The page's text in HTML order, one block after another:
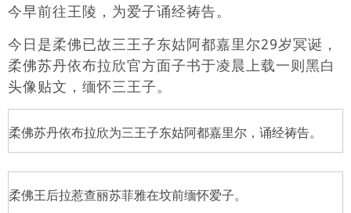
今早前往王陵，为爱子诵经祷告。
今日是柔佛已故三王子东姑阿都嘉里尔29岁冥诞，
柔佛苏丹依布拉欣官方面子书于凌晨上载一则黑白
头像贴文，缅怀三王子。
柔佛苏丹依布拉欣为三王子东姑阿都嘉里尔，诵经祷告。
柔佛王后拉惹查丽苏菲雅在坟前缅怀爱子。